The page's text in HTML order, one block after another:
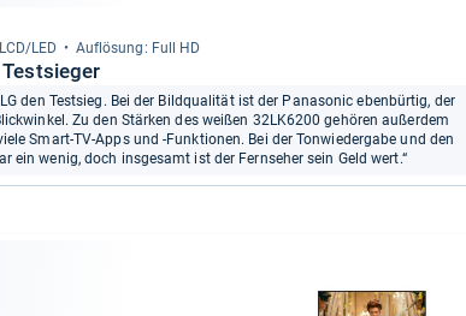
LED Auf­lö­sung: Full HD
den Testsieg. Bei der Bildqualität ist der Panasonic ebenbürtig, der
Zu den Stärken des weißen 32LK6200 gehören außerdem
Smart-TV-Apps und -Funktionen. Bei der Tonwiedergabe und den
ein wenig, doch insgesamt ist der Fernseher sein Geld wert.“